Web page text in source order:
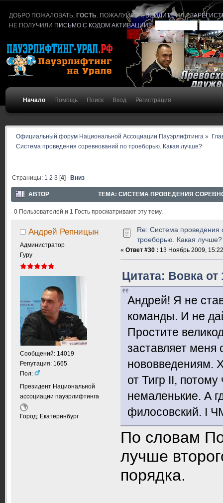
ДОБРО ПОЖАЛОВАТЬ,ГОСТЬ . ПОЖАЛУЙСТА,ВОЙДИТЕИЛИ
НЕ ПОЛУЧИЛИ ПИСЬМО С КОДОМ АКТИВАЦИИ?
Начало Помощь Поиск Вход Регистрация
Официальный форум Национальной Ассоциации Пауэрлифтинга »
Система проведения соревнований по троеборью. Какая лучше?
Страницы: 1 2 3 [4]Вниз
АВТОР ТЕМА: СИСТЕМА ПРОВЕДЕНИЯ
0 Пользователей и 1 Гость просматривают эту тему.
Андрей Репницын
Администратор
Гуру
Сообщений: 14019
Репутация: 1665
Пол:
Президент Национальной
ассоциации пауэрлифтинга
Город: Екатеринбург
Re: Система проведения
троеборью. Какая лучше?
« Ответ #30 : 13 Ноябрь 2009,
Цитата: Вовка
Андрей! Я не
команды. И не
Простите
заставляет меня
нововведениям.
от Тигр II,
немаленькие. А
филосовский. I
По словам
лучше
порядка.